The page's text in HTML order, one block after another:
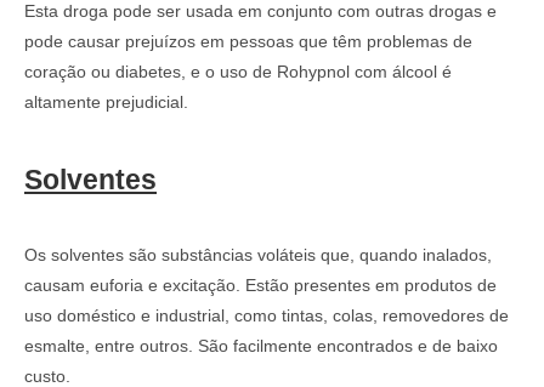
Esta droga pode ser usada em conjunto com outras drogas e
pode causar prejuízos em pessoas que têm problemas de
coração ou diabetes, e o uso de Rohypnol com álcool é
altamente prejudicial.
Solventes
Os solventes são substâncias voláteis que, quando inalados,
causam euforia e excitação. Estão presentes em produtos de
uso doméstico e industrial, como tintas, colas, removedores de
esmalte, entre outros. São facilmente encontrados e de baixo
custo.